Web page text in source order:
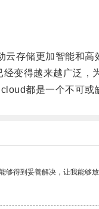
储更加智能和高
得越来越广泛，
都是一个不可或
得到妥善解决，让我能够放